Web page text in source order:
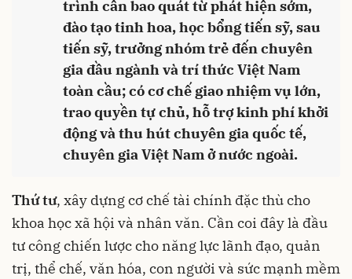
trình cần bao quát từ phát hiện sớm,
đào tạo tinh hoa, học bổng tiến sỹ, sau
tiến sỹ, trưởng nhóm trẻ đến chuyên
gia đầu ngành và trí thức Việt Nam
toàn cầu; có cơ chế giao nhiệm vụ lớn,
trao quyền tự chủ, hỗ trợ kinh phí khởi
động và thu hút chuyên gia quốc tế,
chuyên gia Việt Nam ở nước ngoài.
Thứ tư, xây dựng cơ chế tài chính đặc thù cho
khoa học xã hội và nhân văn. Cần coi đây là đầu
tư công chiến lược cho năng lực lãnh đạo, quản
trị, thể chế, văn hóa, con người và sức mạnh mềm